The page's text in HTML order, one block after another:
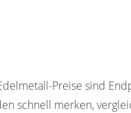
Preise sind
schnell merken,